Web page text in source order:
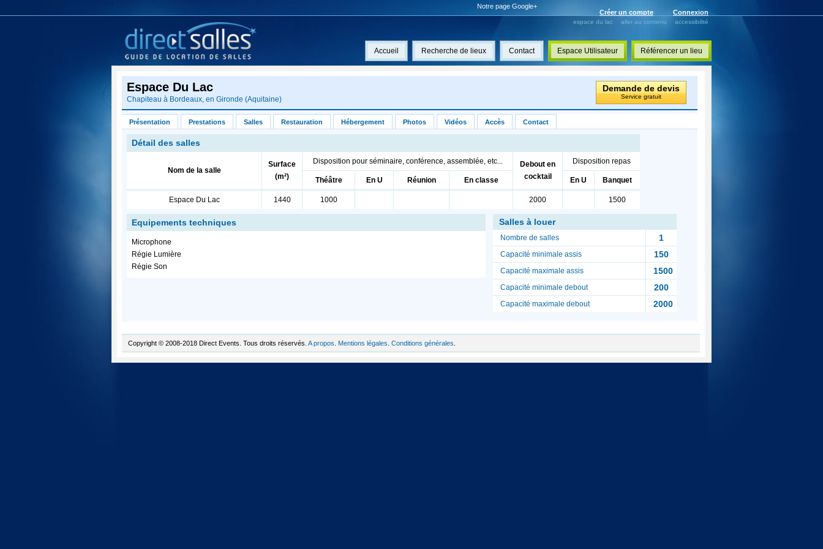
Notre page Google+
Créer un compte
Connexion
espace du lac aller au contenu accessibilité
Accueil Recherche de lieux Contact Espace Utilisateur Référencer un lieu
Espace Du Lac
Chapiteau à Bordeaux, en Gironde (Aquitaine)
Demande de devis
Service gratuit
Présentation Prestations Salles Restauration Hébergement Photos Vidéos Accès Contact
Détail des salles
Nom de la salle
Surface
(m²)
Disposition pour séminaire, conférence, assemblée, etc...
Debout en
cocktail
Disposition repas
Théâtre En U Réunion En classe En U Banquet
Espace Du Lac 1440 1000 2000 1500
Equipements techniques
Microphone
Régie Lumière
Régie Son
Salles à louer
Nombre de salles 1
Capacité minimale assis 150
Capacité maximale assis 1500
Capacité minimale debout 200
Capacité maximale debout 2000
Copyright © 2008-2018 Direct Events. Tous droits réservés. A propos Mentions légales Conditions générales